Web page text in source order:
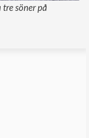
tre söner på